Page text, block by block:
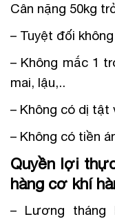
Cân nặng 50kg
– Tuyệt đối
– Không mắc 1
mai, lậu,..
– Không có dị tật
– Không có tiền
Quyền lợi
hàng cơ khí
– Lương tháng